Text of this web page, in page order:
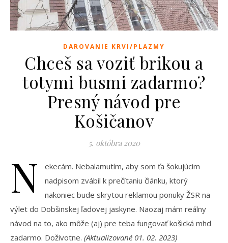
DAROVANIE KRVI/PLAZMY
Chceš sa voziť brikou a
totymi busmi zadarmo?
Presný návod pre
Košičanov
5. októbra 2020
N
ekecám. Nebalamutím, aby som ťa šokujúcim
nadpisom zvábil k prečítaniu článku, ktorý
nakoniec bude skrytou reklamou ponuky ŽSR na
výlet do Dobšinskej ľadovej jaskyne. Naozaj mám reálny
návod na to, ako môže (aj) pre teba fungovať košická mhd
zadarmo. Doživotne. (Aktualizované 01. 02. 2023)